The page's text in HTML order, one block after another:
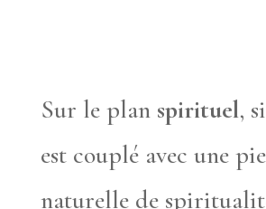
Sur le plan spirituel,
est couplé avec une
naturelle de